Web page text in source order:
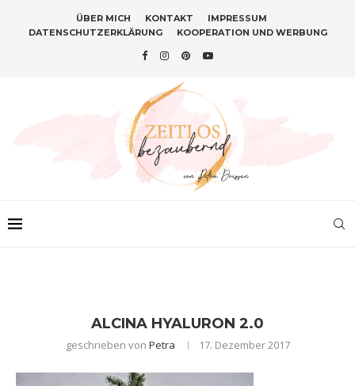
ÜBER MICH KONTAKT
IMPRESSUM
DATENSCHUTZERKLÄRUNG
KOOPERATION UND WERBUNG
ALCINA HYALURON 2.0
geschrieben von Petra 17. Dezember 2017